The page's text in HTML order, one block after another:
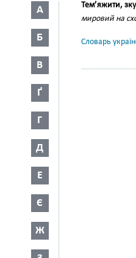
А
Б
В
Ґ
Г
Д
Е
Є
Ж
Тем’яжити,
мировий на
Словарь